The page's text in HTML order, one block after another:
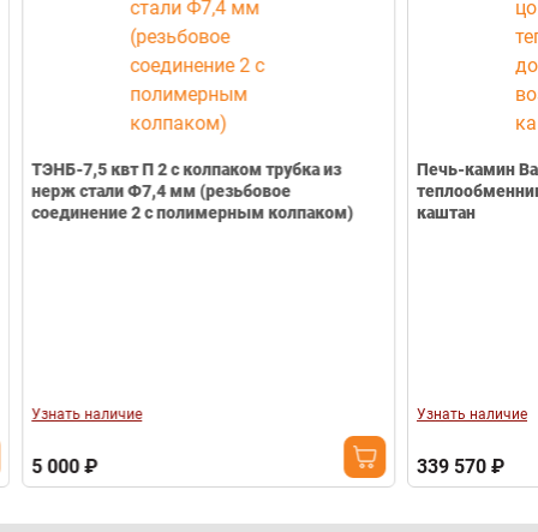
ТЭНБ-7,5 квт П 2 с колпаком трубка из
нерж стали Ф7,4 мм (резьбовое
соединение 2 с полимерным колпаком)
Узнать наличие
5 000 ₽
Печь-камин
теплообменник, с допуском
каштан
Узнать наличие
339 570 ₽